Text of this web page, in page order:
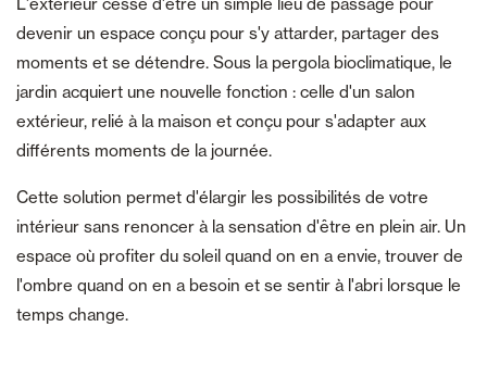
devenir un espace conçu pour s'y attarder, partager des
moments et se détendre. Sous la pergola bioclimatique, le
jardin acquiert une nouvelle fonction : celle d'un salon
extérieur, relié à la maison et conçu pour s'adapter aux
différents moments de la journée.
Cette solution permet d'élargir les possibilités de votre
intérieur sans renoncer à la sensation d'être en plein air. Un
espace où profiter du soleil quand on en a envie, trouver de
l'ombre quand on en a besoin et se sentir à l'abri lorsque le
temps change.